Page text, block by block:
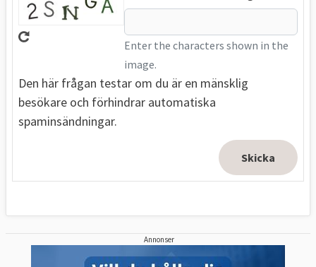
Enter the characters shown in the
image.
Den här frågan testar om du är en mänsklig
besökare och förhindrar automatiska
spaminsändningar.
Annonser